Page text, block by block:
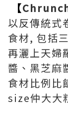
【
以反傳統式
食材, 包括
再灑上天婦
醬、黑芝麻
食材比例比
size仲大大